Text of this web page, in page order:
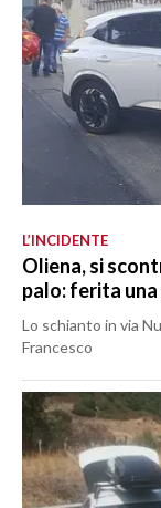
L’INCIDENTE
Oliena, si
palo: ferita
Lo schianto in via
Francesco